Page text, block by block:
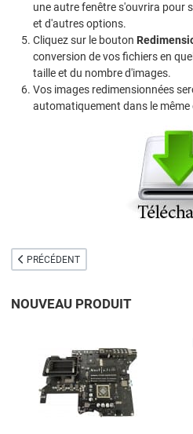
une autre fenêtre s'ouvrira pour
et d'autres options.
Cliquez sur le bouton
conversion de vos fichiers en
taille et du nombre d'images.
Vos images redimensionnées
automatiquement dans le même
ARTICLE PRÉCÉDENT : IMOVIE 10 POUR
PRÉCÉDENT
NOUVEAU PRODUIT